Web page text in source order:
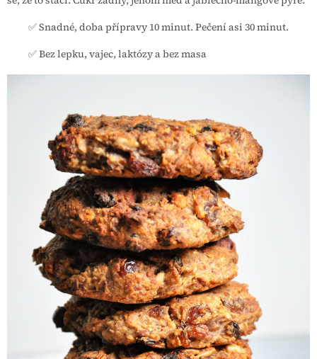
✅ Snadné, doba přípravy 10 minut. Pečení asi 30 minut.
✅ Bez lepku, vajec, laktózy a bez masa